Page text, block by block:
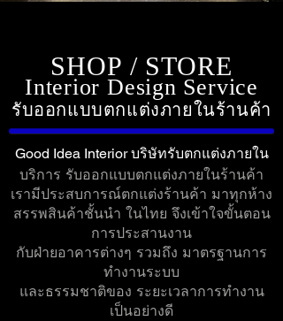
SHOP / STORE
Interior Design Service
รับออกแบบตกแต่งภายในร้านค้า
Good Idea Interior บริษัทรับตกแต่งภายใน
บริการ รับออกแบบตกแต่งภายในร้านค้า
เรามีประสบการณ์ตกแต่งร้านค้า มาทุกห้าง
สรรพสินค้าชั้นนำ ในไทย จึงเข้าใจขั้นตอน
การประสานงาน
กับฝ่ายอาคารต่างๆ รวมถึง มาตรฐานการ
ทำงานระบบ
และธรรมชาติของ ระยะเวลาการทำงาน
เป็นอย่างดี